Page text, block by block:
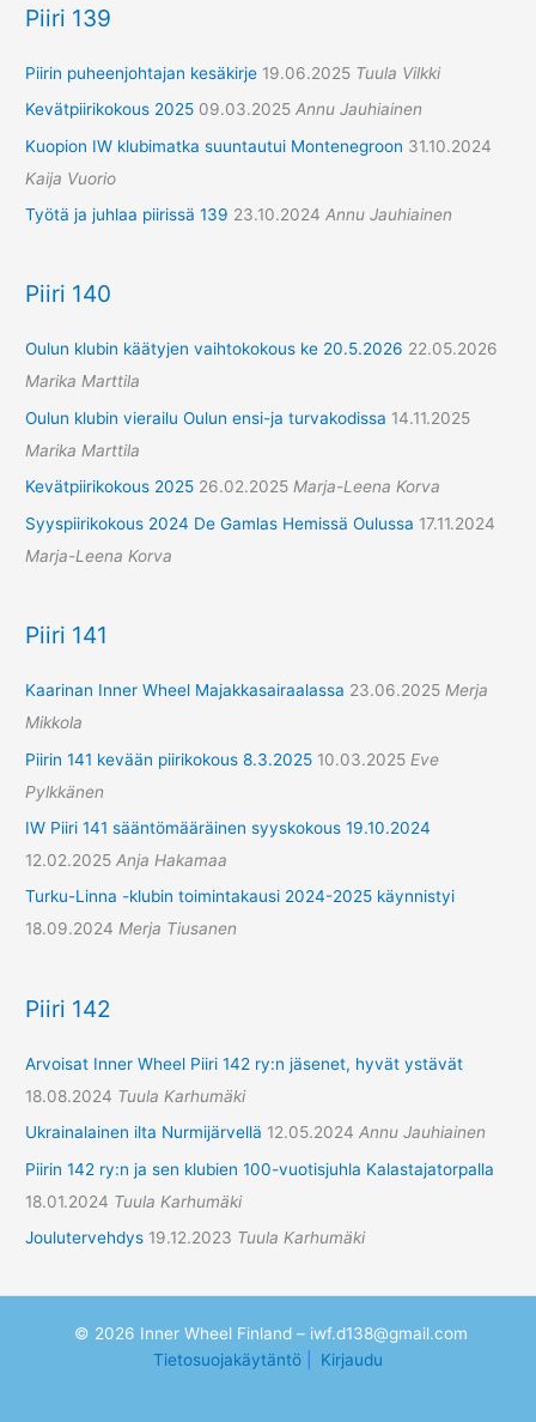
Piiri 139
Piirin puheenjohtajan kesäkirje 19.06.2025 Tuula Vilkki
Kevätpiirikokous 2025 09.03.2025 Annu Jauhiainen
Kuopion IW klubimatka suuntautui Montenegroon 31.10.2024
Kaija Vuorio
Työtä ja juhlaa piirissä 139 23.10.2024 Annu Jauhiainen
Piiri 140
Oulun klubin käätyjen vaihtokokous ke 20.5.2026 22.05.2026
Marika Marttila
Oulun klubin vierailu Oulun ensi-ja turvakodissa 14.11.2025
Marika Marttila
Kevätpiirikokous 2025 26.02.2025 Marja-Leena Korva
Syyspiirikokous 2024 De Gamlas Hemissä Oulussa 17.11.2024
Marja-Leena Korva
Piiri 141
Kaarinan Inner Wheel Majakkasairaalassa 23.06.2025 Merja
Mikkola
Piirin 141 kevään piirikokous 8.3.2025 10.03.2025 Eve
Pylkkänen
IW Piiri 141 sääntömääräinen syyskokous 19.10.2024
12.02.2025 Anja Hakamaa
Turku-Linna -klubin toimintakausi 2024-2025 käynnistyi
18.09.2024 Merja Tiusanen
Piiri 142
Arvoisat Inner Wheel Piiri 142 ry:n jäsenet, hyvät ystävät
18.08.2024 Tuula Karhumäki
Ukrainalainen ilta Nurmijärvellä 12.05.2024 Annu Jauhiainen
Piirin 142 ry:n ja sen klubien 100-vuotisjuhla Kalastajatorpalla
18.01.2024 Tuula Karhumäki
Joulutervehdys 19.12.2023 Tuula Karhumäki
© 2026 Inner Wheel Finland – iwf.d138@gmail.com
Tietosuojakäytäntö
Kirjaudu